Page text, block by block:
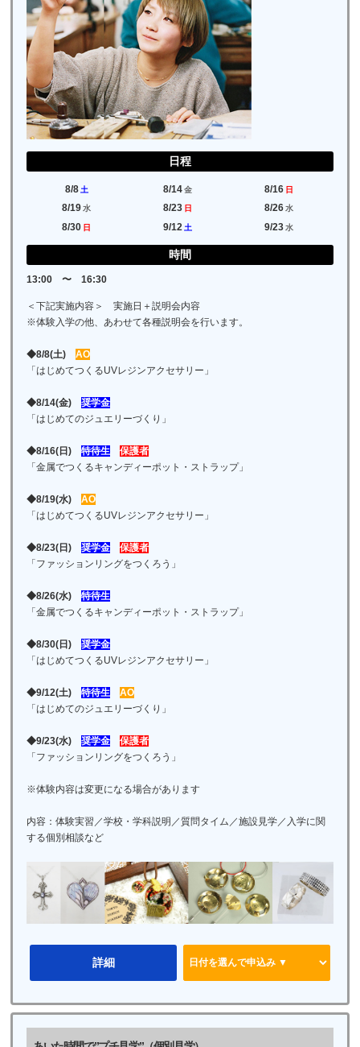
日程
8/8 土 8/14金 8/16 日
8/19 水 8/23 日 8/26水
8/30 日 9/12 土 9/23水
時間
13:00 〜 16:30
＜下記実施内容＞ 実施日＋説明会内容
※体験入学の他、あわせて各種説明会を行います。
◆8/8(土)
AO
「はじめてつくるUVレジンアクセサリー」
◆8/14(金)
奨学金
「はじめてのジュエリーづくり」
◆8/16(日) 特待生
保護者
「金属でつくるキャンディーポット・ストラップ」
◆8/19(水)
AO
「はじめてつくるUVレジンアクセサリー」
◆8/23(日) 奨学金
保護者
「ファッションリングをつくろう」
◆8/26(水)
特待生
「金属でつくるキャンディーポット・ストラップ」
◆8/30(日)
奨学金
「はじめてつくるUVレジンアクセサリー」
◆9/12(土) 特待生
AO
「はじめてのジュエリーづくり」
◆9/23(水) 奨学金
保護者
「ファッションリングをつくろう」
※体験内容は変更になる場合があります
内容：体験実習／学校・学科説明／質問タイム／施設見学／入学に関
する個別相談など
詳細